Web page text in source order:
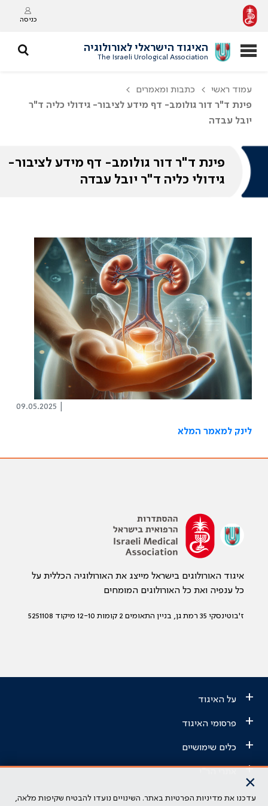
כניסה
האיגוד הישראלי לאורולוגיה
The Israeli Urological Association
עמוד ראשי
כתבות ומאמרים
פינת ד"ר דור גולומב- דף מידע לציבור- גידולי כליה ד"ר
יובל עבדה
פינת ד"ר דור גולומב- דף מידע לציבור-
גידולי כליה ד"ר יובל עבדה
09.05.2025 |
לינק למאמר המלא
איגוד האורולוגים בישראל מייצג את האורולוגיה הכללית על
כל ענפיה ואת כל האורולוגים המומחים
ז'בוטינסקי 35 רמת גן, בניין התאומים 2 קומות 12-10 מיקוד 5251108
+ על האיגוד
+ פרסומי האיגוד
+ כלים שימושיים
+
הבהרה משפטית: כל נושא המופיע באתר זה נועד להשכלה בלבד ואין לראות
×
עדכנו את מדיניות הפרטיות באתר. השינויים נועדו להבטיח שקיפות מלאה,